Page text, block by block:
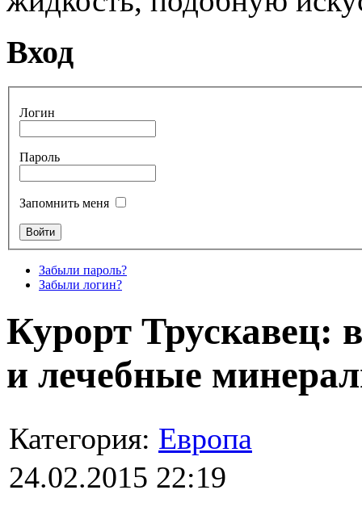
Вход
Логин
Пароль
Запомнить меня
Забыли пароль?
Забыли логин?
Курорт
и лечебные
Категория: Европа
24.02.2015 22:19